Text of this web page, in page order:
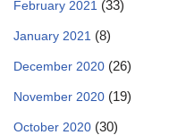
February 2021 (33)
January 2021 (8)
December 2020 (26)
November 2020 (19)
October 2020 (30)